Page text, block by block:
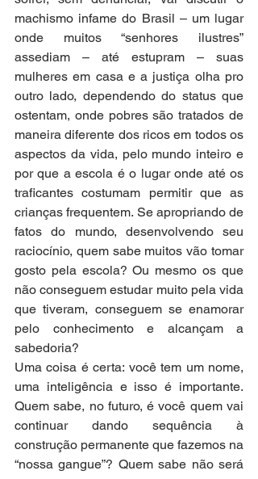
machismo infame do Brasil – um lugar
onde muitos “senhores ilustres”
assediam – até estupram – suas
mulheres em casa e a justiça olha pro
outro lado, dependendo do status que
ostentam, onde pobres são tratados de
maneira diferente dos ricos em todos os
aspectos da vida, pelo mundo inteiro e
por que a escola é o lugar onde até os
traficantes costumam permitir que as
crianças frequentem. Se apropriando de
fatos do mundo, desenvolvendo seu
raciocínio, quem sabe muitos vão tomar
gosto pela escola? Ou mesmo os que
não conseguem estudar muito pela vida
que tiveram, conseguem se enamorar
pelo conhecimento e alcançam a
sabedoria?
Uma coisa é certa: você tem um nome,
uma inteligência e isso é importante.
Quem sabe, no futuro, é você quem vai
continuar dando sequência à
construção permanente que fazemos na
“nossa gangue”? Quem sabe não será